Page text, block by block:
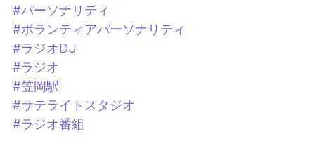
#パーソナリティ
#ボランティアパーソナリティ
#ラジオDJ
#ラジオ
#笠岡駅
#サテライトスタジオ
#ラジオ番組